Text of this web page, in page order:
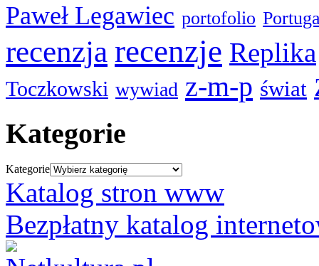
Paweł Legawiec portofolio
recenzja recenzje Replika
Toczkowski wywiad z-m-p świat
Kategorie
Kategorie
Katalog stron www
Bezpłatny katalog